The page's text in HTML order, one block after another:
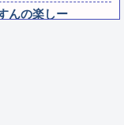
んの楽しー